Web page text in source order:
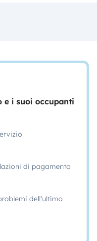
e i suoi occupanti
di pagamento
dell'ultimo